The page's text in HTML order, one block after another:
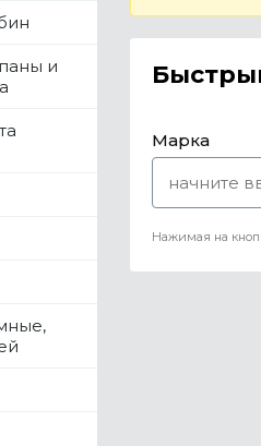
и
Марка
Нажимая на